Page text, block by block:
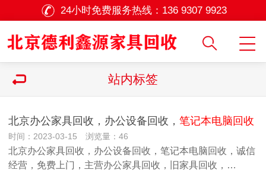
24小时免费服务热线： 136 9307 9923
站内标签
北京办公家具回收，办公设备回收， 笔记本电脑回收
时间：2023-03-15 浏览量：46
北京办公家具回收，办公设备回收，笔记本电脑回收，诚信
经营，免费上门，主营办公家具回收，旧家具回收，…